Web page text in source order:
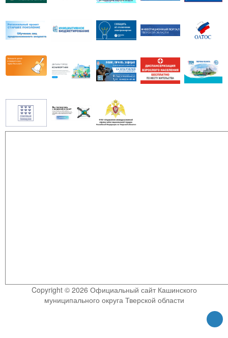
Copyright © 2026 Официальный сайт Кашинского
муниципального округа Тверской области